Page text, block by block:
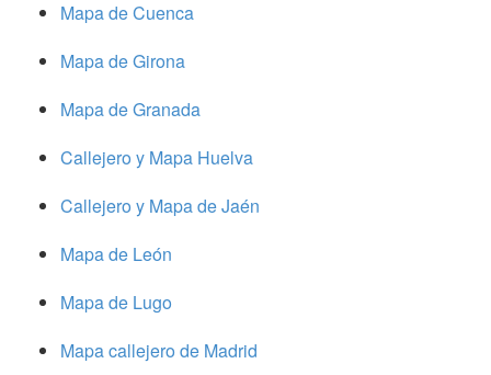
Mapa de Cuenca
Mapa de Girona
Mapa de Granada
Callejero y Mapa Huelva
Callejero y Mapa de Jaén
Mapa de León
Mapa de Lugo
Mapa callejero de Madrid